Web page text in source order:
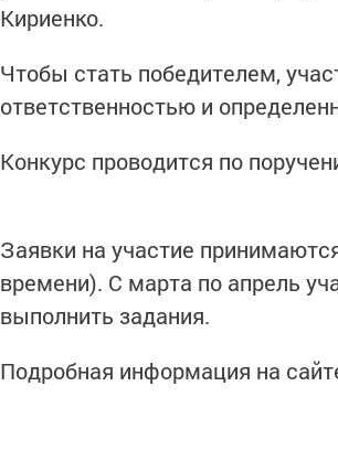
Кириенко.
Чтобы стать победителем,
ответственностью и
Конкурс проводится по
Заявки на участие
времени). С марта по апрель
выполнить задания.
Подробная информация на